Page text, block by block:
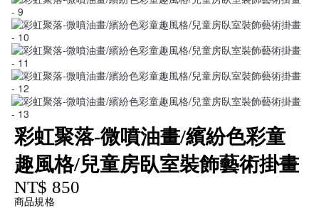
彩虹聚落-微噴油畫/繽紛色彩童
趣風格/兒童房臥室裝飾藝術掛畫
NT$ 850
商品規格